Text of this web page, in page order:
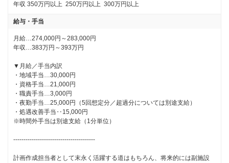
年収 350万円以上 250万円以上 300万円以上
給与・手当
月給…274,000円～283,000円
年収…383万円～393万円
▼月給／手当内訳
・地域手当…30,000円
・資格手当…21,000円
・職責手当…3,000円
・夜勤手当…25,000円（5回想定分／超過分については別途支給）
・処遇改善手当‥15,000円
※時間外手当は別途支給（1分単位）
----------------------------------------
計画作成担当者として末永く活躍する道はもちろん、将来的には副施設